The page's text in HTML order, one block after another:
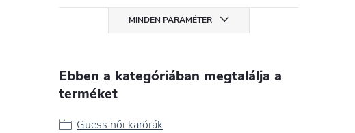
MINDEN PARAMÉTER
Ebben a kategóriában megtalálja a
terméket
Guess női karórák